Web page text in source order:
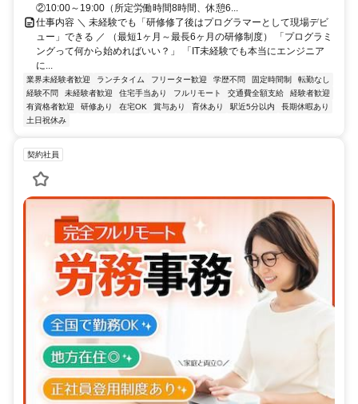
②10:00～19:00（所定労働時間8時間、休憩6...
仕事内容 ＼ 未経験でも「研修修了後はプログラマーとして現場デビ
ュー」できる ／ （最短1ヶ月～最長6ヶ月の研修制度） 「プログラミ
ングって何から始めればいい？」 「IT未経験でも本当にエンジニア
に...
業界未経験者歓迎 ランチタイム フリーター歓迎 学歴不問 固定時間制
転勤なし
経験不問
未経験者歓迎 住宅手当あり フルリモート 交通費全額支給
経験者歓迎
有資格者歓迎
研修あり 在宅OK 賞与あり 育休あり 駅近5分以内
長期休暇あり
土日祝休み
契約社員